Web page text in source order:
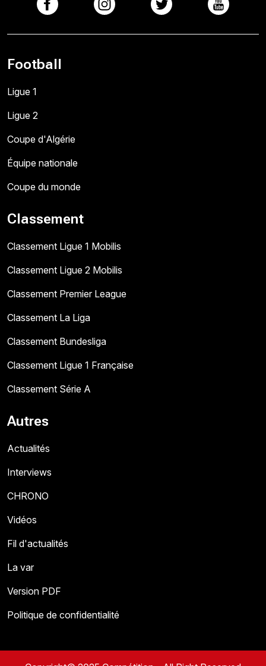
Football
Ligue 1
Ligue 2
Coupe d'Algérie
Équipe nationale
Coupe du monde
Classement
Classement Ligue 1 Mobilis
Classement Ligue 2 Mobilis
Classement Premier League
Classement La Liga
Classement Bundesliga
Classement Ligue 1 Française
Classement Série A
Autres
Actualités
Interviews
CHRONO
Vidéos
Fil d'actualités
La var
Version PDF
Politique de confidentialité